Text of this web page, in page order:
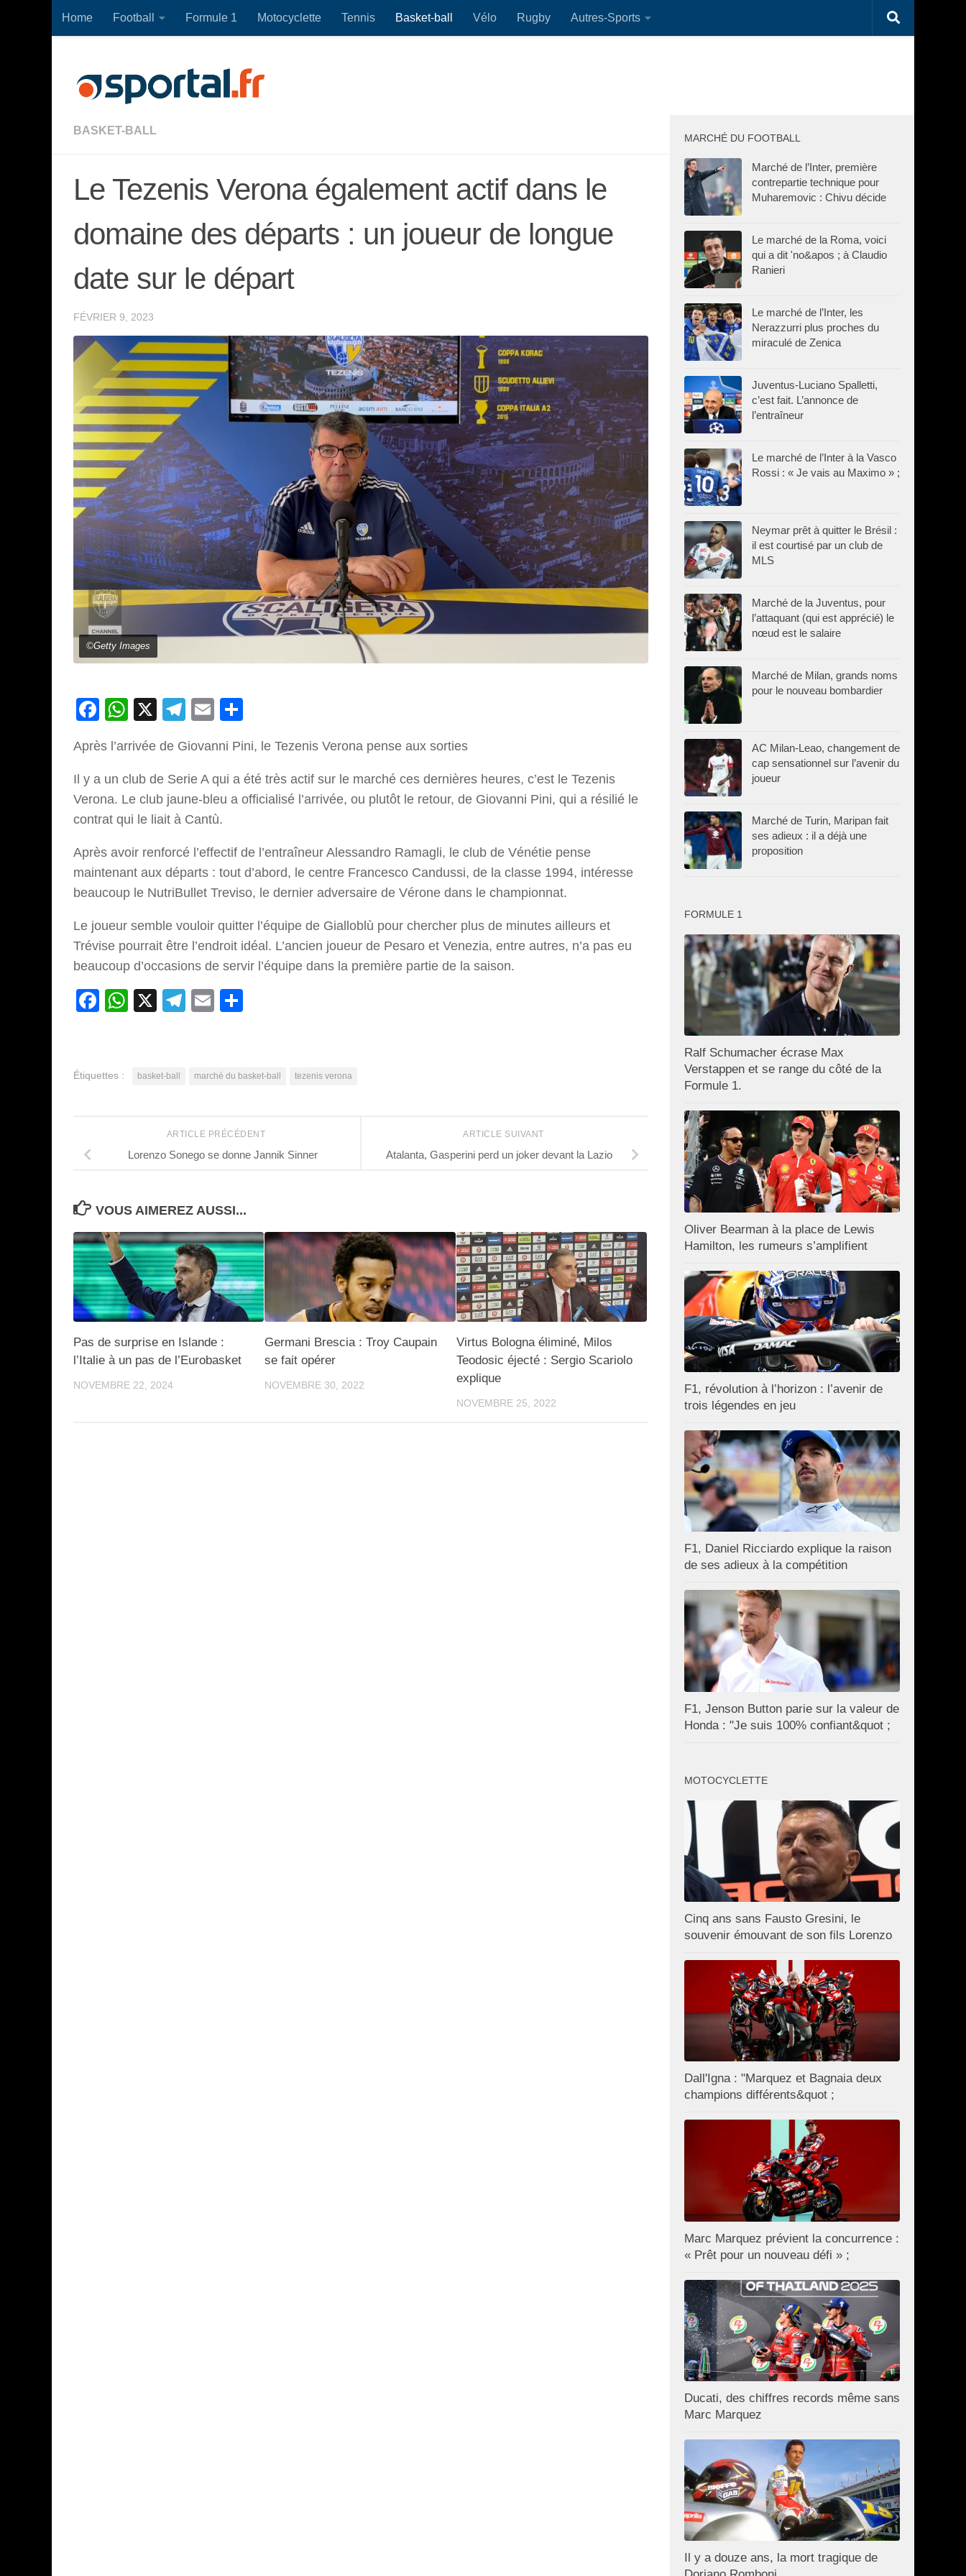
Skip to content
Home Football Formule 1 Motocyclette Tennis Basket-ball Vélo Rugby Autres-Sports
BASKET-BALL
Le Tezenis Verona également actif dans le
domaine des départs : un joueur de longue
date sur le départ
FÉVRIER 9, 2023
©Getty Images
Facebook
WhatsApp
X Telegram
Email
Après l’arrivée de Giovanni Pini, le Tezenis Verona pense aux sorties
Il y a un club de Serie A qui a été très actif sur le marché ces dernières heures, c’est le Tezenis
Verona. Le club jaune-bleu a officialisé l’arrivée, ou plutôt le retour, de Giovanni Pini, qui a résilié le
contrat qui le liait à Cantù.
Après avoir renforcé l’effectif de l’entraîneur Alessandro Ramagli, le club de Vénétie pense
maintenant aux départs : tout d’abord, le centre Francesco Candussi, de la classe 1994, intéresse
beaucoup le NutriBullet Treviso, le dernier adversaire de Vérone dans le championnat.
Le joueur semble vouloir quitter l’équipe de Gialloblù pour chercher plus de minutes ailleurs et
Trévise pourrait être l’endroit idéal. L’ancien joueur de Pesaro et Venezia, entre autres, n’a pas eu
beaucoup d’occasions de servir l’équipe dans la première partie de la saison.
Facebook
WhatsApp
X Telegram
Email
Étiquettes : basket-ball marché du basket-ball tezenis verona
ARTICLE SUIVANT
Atalanta, Gasperini perd un joker devant la Lazio
ARTICLE PRÉCÉDENT
Lorenzo Sonego se donne Jannik Sinner
VOUS AIMEREZ AUSSI...
Pas de surprise en Islande :
l’Italie à un pas de l’Eurobasket
NOVEMBRE 22, 2024
Germani Brescia : Troy Caupain
se fait opérer
NOVEMBRE 30, 2022
Virtus Bologna éliminé, Milos
Teodosic éjecté : Sergio Scariolo
explique
NOVEMBRE 25, 2022
MARCHÉ DU FOOTBALL
Marché de l’Inter, première
contrepartie technique pour
Muharemovic : Chivu décide
Le marché de la Roma, voici
qui a dit 'no&apos ; à Claudio
Ranieri
Le marché de l’Inter, les
Nerazzurri plus proches du
miraculé de Zenica
Juventus-Luciano Spalletti,
c’est fait. L’annonce de
l’entraîneur
Le marché de l’Inter à la Vasco
Rossi : « Je vais au Maximo » ;
Neymar prêt à quitter le Brésil :
il est courtisé par un club de
MLS
Marché de la Juventus, pour
l’attaquant (qui est apprécié) le
nœud est le salaire
Marché de Milan, grands noms
pour le nouveau bombardier
AC Milan-Leao, changement de
cap sensationnel sur l’avenir du
joueur
Marché de Turin, Maripan fait
ses adieux : il a déjà une
proposition
FORMULE 1
Ralf Schumacher écrase Max
Verstappen et se range du côté de la
Formule 1.
Oliver Bearman à la place de Lewis
Hamilton, les rumeurs s’amplifient
F1, révolution à l’horizon : l’avenir de
trois légendes en jeu
F1, Daniel Ricciardo explique la raison
de ses adieux à la compétition
F1, Jenson Button parie sur la valeur de
Honda : "Je suis 100% confiant&quot ;
MOTOCYCLETTE
Cinq ans sans Fausto Gresini, le
souvenir émouvant de son fils Lorenzo
Dall'Igna : "Marquez et Bagnaia deux
champions différents&quot ;
Marc Marquez prévient la concurrence :
« Prêt pour un nouveau défi » ;
Ducati, des chiffres records même sans
Marc Marquez
Il y a douze ans, la mort tragique de